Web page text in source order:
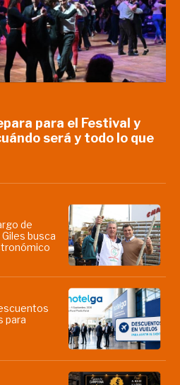
para el Festival y
será y todo lo que
de
busca
para